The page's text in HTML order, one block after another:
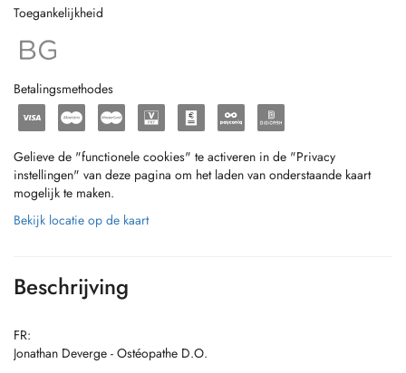
Toegankelijkheid
Betalingsmethodes
Gelieve de "functionele cookies" te activeren in de "Privacy
instellingen" van deze pagina om het laden van onderstaande kaart
mogelijk te maken.
Bekijk locatie op de kaart
Beschrijving
FR:
Jonathan Deverge - Ostéopathe D.O.